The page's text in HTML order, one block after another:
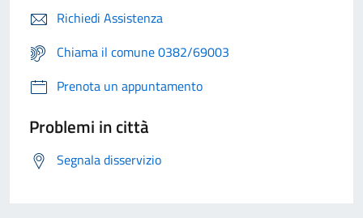
Richiedi Assistenza
Chiama il comune 0382/69003
Prenota un appuntamento
Problemi in città
Segnala disservizio